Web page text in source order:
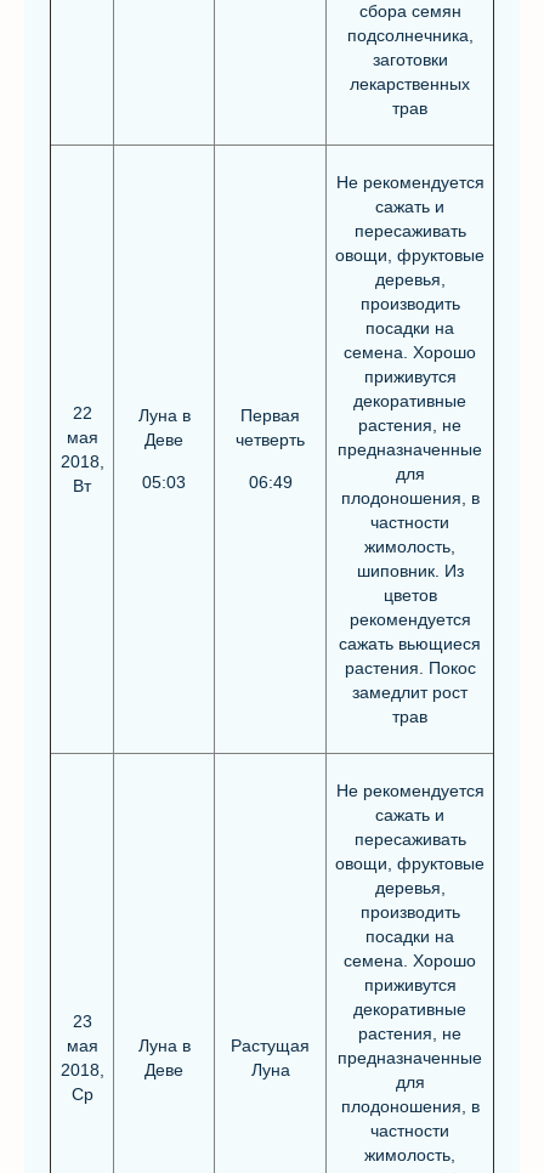
сбора семян
подсолнечника,
заготовки
лекарственных
трав
22
мая
2018,
Вт
Луна в
Деве
05:03
Первая
четверть
06:49
Не рекомендуется
сажать и
пересаживать
овощи, фруктовые
деревья,
производить
посадки на
семена. Хорошо
приживутся
декоративные
растения, не
предназначенные
для
плодоношения, в
частности
жимолость,
шиповник. Из
цветов
рекомендуется
сажать вьющиеся
растения. Покос
замедлит рост
трав
23
мая
2018,
Ср
Луна в
Деве
Растущая
Луна
Не рекомендуется
сажать и
пересаживать
овощи, фруктовые
деревья,
производить
посадки на
семена. Хорошо
приживутся
декоративные
растения, не
предназначенные
для
плодоношения, в
частности
жимолость,